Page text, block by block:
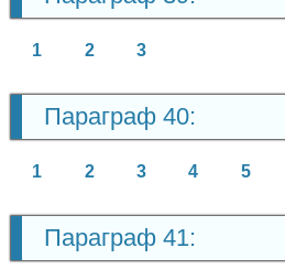
1 2 3
Параграф 40:
1 2 3 4 5
Параграф 41: